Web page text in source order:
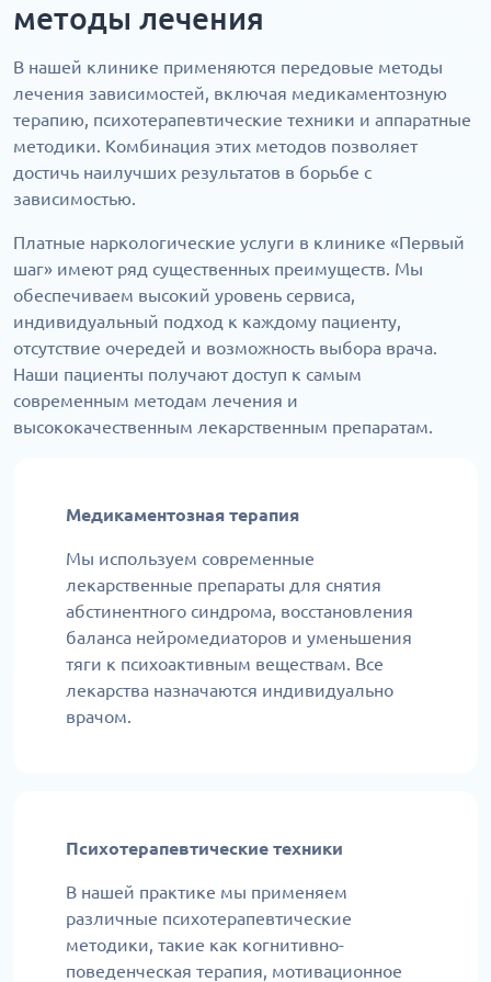
методы лечения
В нашей клинике применяются передовые методы
лечения зависимостей, включая медикаментозную
терапию, психотерапевтические техники и аппаратные
методики. Комбинация этих методов позволяет
достичь наилучших результатов в борьбе с
зависимостью.
Платные наркологические услуги в клинике «Первый
шаг» имеют ряд существенных преимуществ. Мы
обеспечиваем высокий уровень сервиса,
индивидуальный подход к каждому пациенту,
отсутствие очередей и возможность выбора врача.
Наши пациенты получают доступ к самым
современным методам лечения и
высококачественным лекарственным препаратам.
Медикаментозная терапия
Мы используем современные
лекарственные препараты для снятия
абстинентного синдрома, восстановления
баланса нейромедиаторов и уменьшения
тяги к психоактивным веществам. Все
лекарства назначаются индивидуально
врачом.
Психотерапевтические техники
В нашей практике мы применяем
различные психотерапевтические
методики, такие как когнитивно-
поведенческая терапия, мотивационное